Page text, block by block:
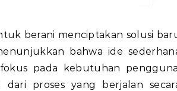
bahwa ide
pada kebutuhan
dari proses yang berjalan